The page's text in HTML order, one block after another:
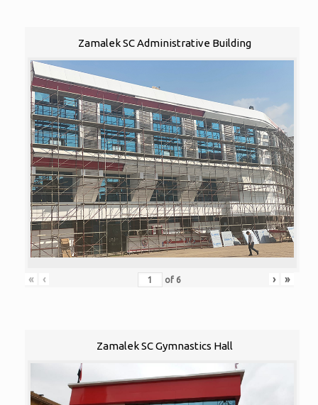
Zamalek SC Administrative Building
« ‹ of 6 › »
Zamalek SC Gymnastics Hall